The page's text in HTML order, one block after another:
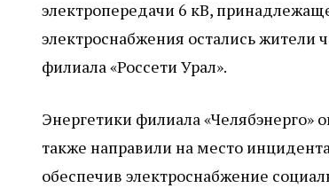
электропередачи 6 кВ,
электроснабжения остались жители
филиала «Россети Урал».
Энергетики филиала «Челябэнерго»
также направили на место
обеспечив электроснабжение